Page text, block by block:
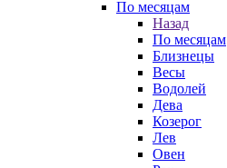
По месяцам
Назад
По месяцам
Близнецы
Весы
Водолей
Дева
Козерог
Лев
Овен